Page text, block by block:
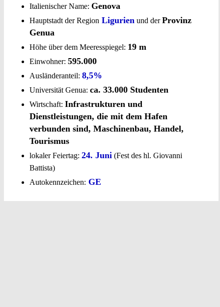
Italienischer Name: Genova
Hauptstadt der Region Ligurien und derProvinz
Genua
Höhe über dem Meeresspiegel: 19 m
Einwohner: 595.000
Ausländeranteil: 8,5%
Universität Genua: ca. 33.000 Studenten
Wirtschaft: Infrastrukturen und
Dienstleistungen, die mit dem Hafen
verbunden sind, Maschinenbau, Handel,
Tourismus
lokaler Feiertag: 24. Juni (Fest des hl. Giovanni
Battista)
Autokennzeichen: GE